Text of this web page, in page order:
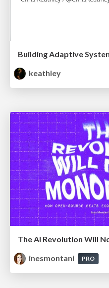
Building Adaptive
keathley
inesmontani
PRO